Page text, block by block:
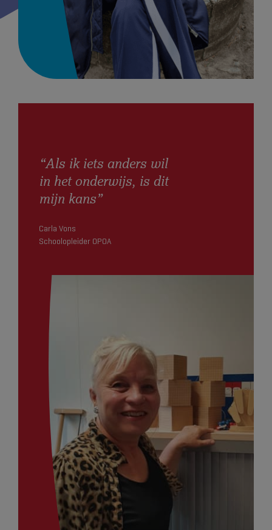
“Als ik iets anders wil
in het onderwijs, is dit
mijn kans”
Carla Vons
Schoolopleider OPOA